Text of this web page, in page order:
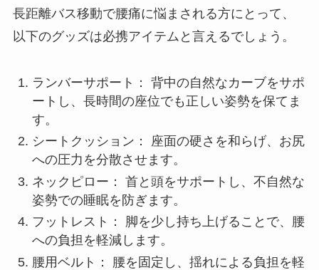
長距離バス移動で腰痛に悩まされる方にとって、
以下のグッズは必携アイテムと言えるでしょう。
ランバーサポート： 背中の自然なカーブをサポ
ートし、長時間の座位でも正しい姿勢を保てま
す。
シートクッション： 座面の硬さを和らげ、お尻
への圧力を分散させます。
ネックピロー： 首と頭をサポートし、不自然な
姿勢での睡眠を防ぎます。
フットレスト： 脚を少し持ち上げることで、腰
への負担を軽減します。
腰用ベルト： 腰を固定し、揺れによる負担を軽